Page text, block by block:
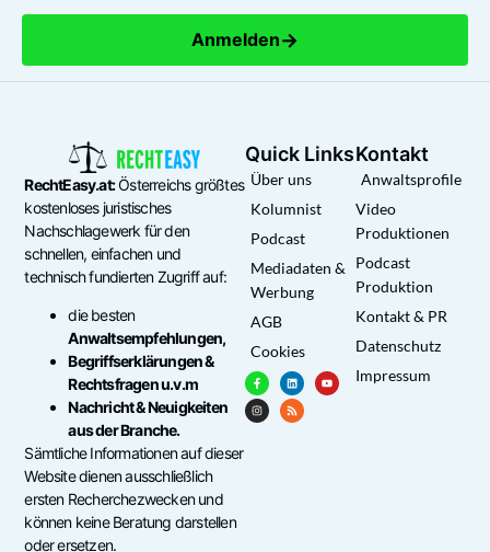
Anmelden→
RechtEasy.at:Österreichs größtes
kostenloses juristisches
Nachschlagewerk für den
schnellen, einfachen und
technisch fundierten Zugriff auf:
die besten
Anwaltsempfehlungen,
Begriffserklärungen &
Rechtsfragen u.v.m
Nachricht & Neuigkeiten
aus der Branche.
Sämtliche Informationen auf dieser
Website dienen ausschließlich
ersten Recherchezwecken und
können keine Beratung darstellen
oder ersetzen.
Quick Links
Über uns
Kolumnist
Podcast
Mediadaten &
Werbung
AGB
Cookies
Kontakt
Anwaltsprofile
Video
Produktionen
Podcast
Produktion
Kontakt & PR
Datenschutz
Impressum